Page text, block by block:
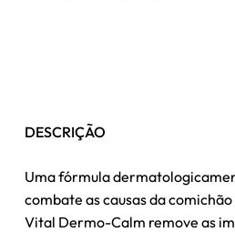
DESCRIÇÃO
Uma fórmula
combate as causas da
Vital Dermo-Calm remove as